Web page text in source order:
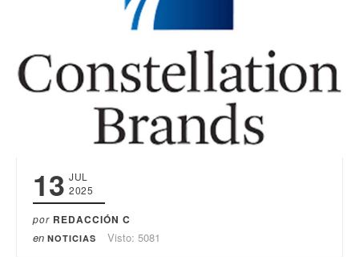
13 JUL
2025
por REDACCIÓN C
en NOTICIAS Visto: 5081